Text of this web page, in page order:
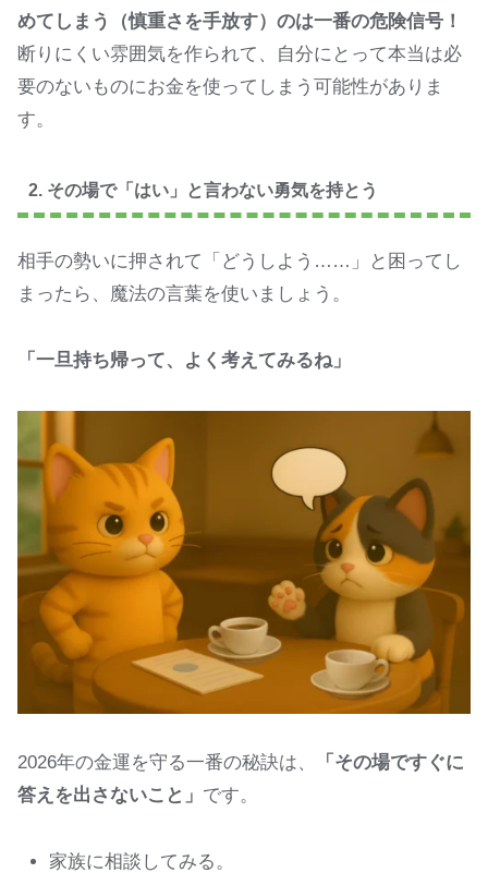
めてしまう（慎重さを手放す）のは一番の危険信号！
断りにくい雰囲気を作られて、自分にとって本当は必
要のないものにお金を使ってしまう可能性がありま
す。
2. その場で「はい」と言わない勇気を持とう
相手の勢いに押されて「どうしよう……」と困ってし
まったら、魔法の言葉を使いましょう。
「一旦持ち帰って、よく考えてみるね」
2026年の金運を守る一番の秘訣は、
「その場ですぐに
答えを出さないこと」 です。
家族に相談してみる。